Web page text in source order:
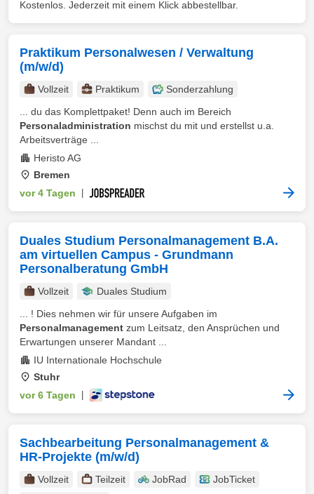
Kostenlos. Jederzeit mit einem Klick abbestellbar.
Praktikum Personalwesen / Verwaltung
(m/w/d)
Vollzeit Praktikum
Sonderzahlung
... du das Komplettpaket! Denn auch im Bereich
Personaladministration mischst du mit und erstellst u.a.
Arbeitsverträge ...
Heristo AG
Bremen
vor 4 Tagen
Duales Studium Personalmanagement B.A.
am virtuellen Campus - Grundmann
Personalberatung GmbH
Vollzeit
Duales Studium
... ! Dies nehmen wir für unsere Aufgaben im
Personalmanagement zum Leitsatz, den Ansprüchen und
Erwartungen unserer Mandant ...
IU Internationale Hochschule
Stuhr
vor 6 Tagen
Sachbearbeitung Personalmanagement &
HR-Projekte (m/w/d)
Vollzeit Teilzeit JobRad
JobTicket